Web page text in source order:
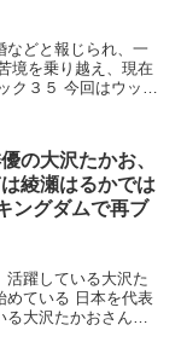
などと報じられ、一
境を乗り越え、現在
の大沢たかお、
綾瀬はるかでは
ングダムで再ブ
活躍している大沢た
めている 日本を代表
大沢たかおさんは